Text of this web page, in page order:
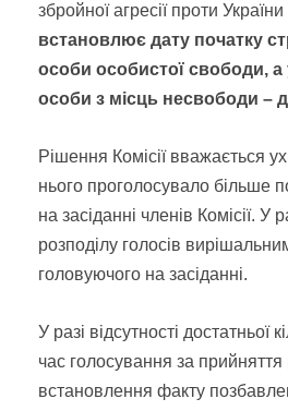
збройної агресії проти України
встановлює дату початку
особи особистої свободи, а
особи з місць несвободи –
Рішення Комісії вважається
нього проголосувало більше
на засіданні членів Комісії. У
розподілу голосів
головуючого на засіданні.
У разі відсутності достатньої
час голосування за
встановлення факту